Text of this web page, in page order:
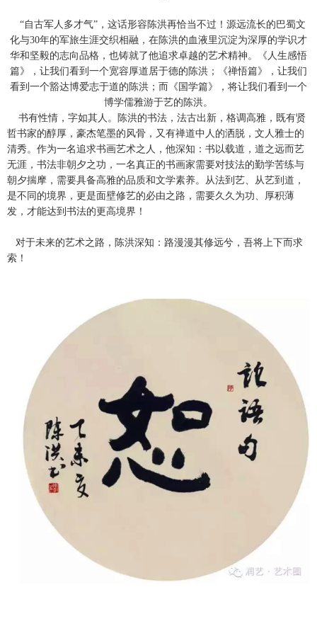
“自古军人多才气”，这话形容陈洪再恰当不过！源远流长的巴蜀文
化与30年的军旅生涯交织相融，在陈洪的血液里沉淀为深厚的学识才
华和坚毅的志向品格，也铸就了他追求卓越的艺术精神。《人生感悟
篇》，让我们看到一个宽容厚道居于德的陈洪；《禅悟篇》，让我们
看到一个豁达博爱志于道的陈洪；而《国学篇》，将让我们看到一个
博学儒雅游于艺的陈洪。
书有性情，字如其人。陈洪的书法，法古出新，格调高雅，既有贤
哲书家的醇厚，豪杰笔墨的风骨，又有禅道中人的洒脱，文人雅士的
清秀。作为一名追求书画艺术之人，他深知：书以载道，道之远而艺
无涯，书法非朝夕之功，一名真正的书画家需要对技法的勤学苦练与
朝夕揣摩，需要具备高雅的品质和文学素养。从法到艺、从艺到道，
是不同的境界，更是面壁修艺的必由之路，需要久久为功、厚积薄
发，才能达到书法的更高境界！
对于未来的艺术之路，陈洪深知：路漫漫其修远兮，吾将上下而求
索！